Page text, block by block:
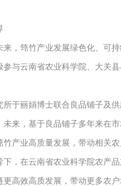
，筇竹产业发展绿色化、可
与云南省农业科学院、大关
于丽娟博士联合良品铺子及
来，基于良品铺子多年来在
产业高质量发展，带动相关
下，在云南省农业科学院农产
高效高质发展，带动更多农